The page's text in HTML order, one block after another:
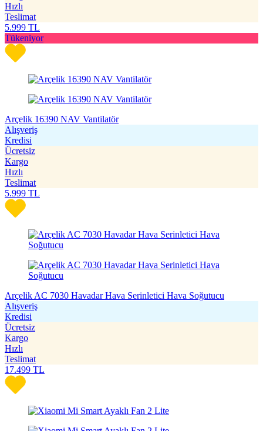
Hızlı
Teslimat
5.999 TL
Tükeniyor
Arçelik 16390 NAV Vantilatör
Alışveriş
Kredisi
Ücretsiz
Kargo
Hızlı
Teslimat
5.999 TL
Arçelik AC 7030 Havadar Hava Serinletici Hava Soğutucu
Alışveriş
Kredisi
Ücretsiz
Kargo
Hızlı
Teslimat
17.499 TL